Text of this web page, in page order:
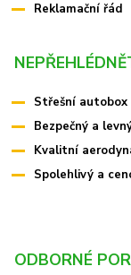
Reklamační řád
Střešní autobox
Bezpečný a
Kvalitní
Spolehlivý a
ODBORNÉ